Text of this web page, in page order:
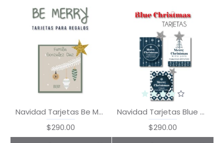
Navidad Tarjetas Be Merry
$290.00
Navidad Tarjetas Blue Christmas
$290.00